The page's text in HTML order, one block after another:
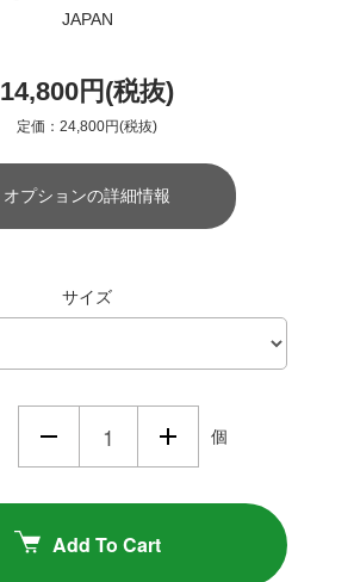
JAPAN
14,800円(税抜)
定価：24,800円(税抜)
オプションの詳細情報
サイズ
個
Add To Cart